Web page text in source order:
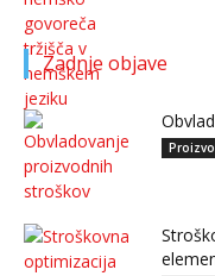
Zadnje objave